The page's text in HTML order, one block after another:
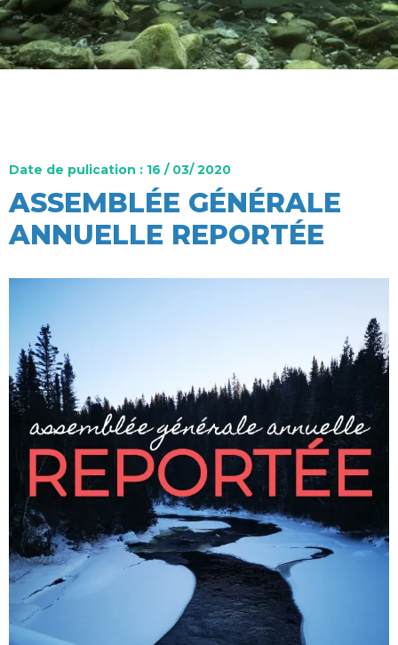
Date de pulication : 16 / 03/ 2020
ASSEMBLÉE GÉNÉRALE
ANNUELLE REPORTÉE